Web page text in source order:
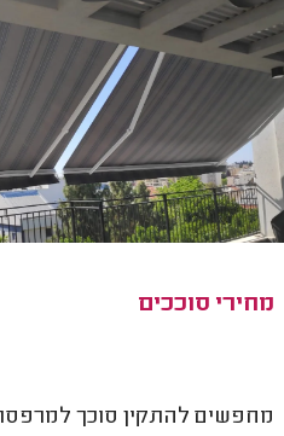
מחירי סוככים
מחפשים להתקין סוכך